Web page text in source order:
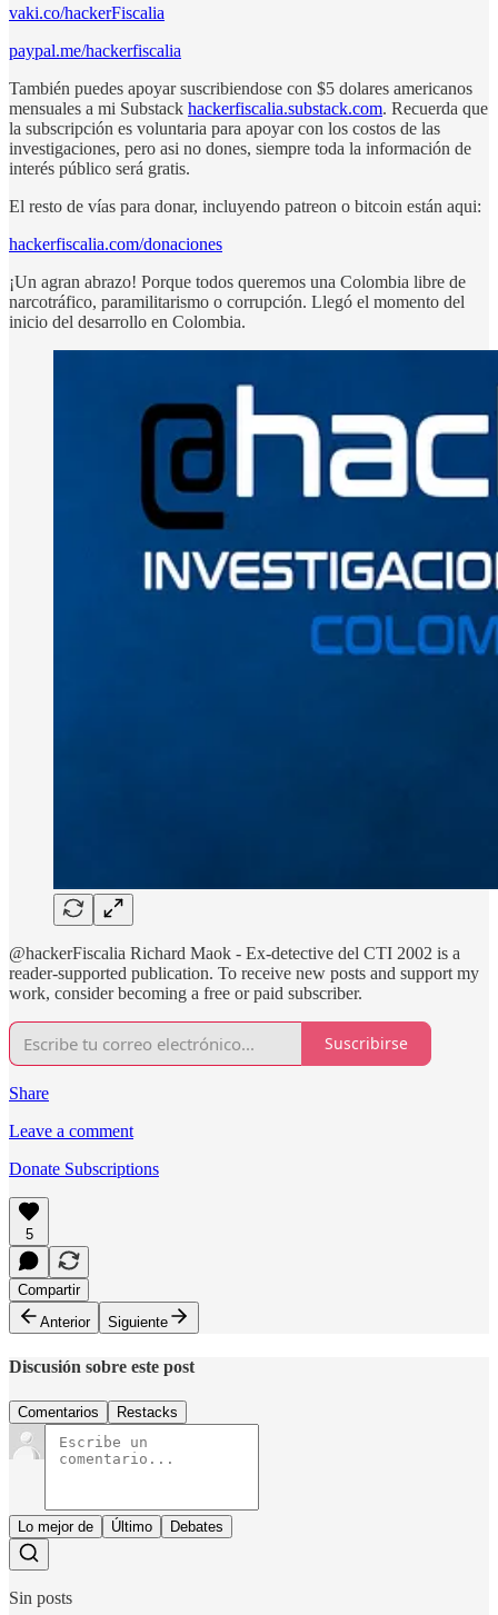
vaki.co/hackerFiscalia
paypal.me/hackerfiscalia
También puedes apoyar suscribiendose con $5 dolares americanos
mensuales a mi Substack hackerfiscalia.substack.com. Recuerda que
la subscripción es voluntaria para apoyar con los costos de las
investigaciones, pero asi no dones, siempre toda la información de
interés público será gratis.
El resto de vías para donar, incluyendo patreon o bitcoin están aqui:
hackerfiscalia.com/donaciones
¡Un agran abrazo! Porque todos queremos una Colombia libre de
narcotráfico, paramilitarismo o corrupción. Llegó el momento del
inicio del desarrollo en Colombia.
@hackerFiscalia Richard Maok - Ex-detective del CTI 2002 is a
reader-supported publication. To receive new posts and support my
work, consider becoming a free or paid subscriber.
Suscribirse
Share
Leave a comment
Donate Subscriptions
5
Compartir
Anterior
Siguiente
Discusión sobre este post
Comentarios Restacks
Lo mejor de Último Debates
Sin posts